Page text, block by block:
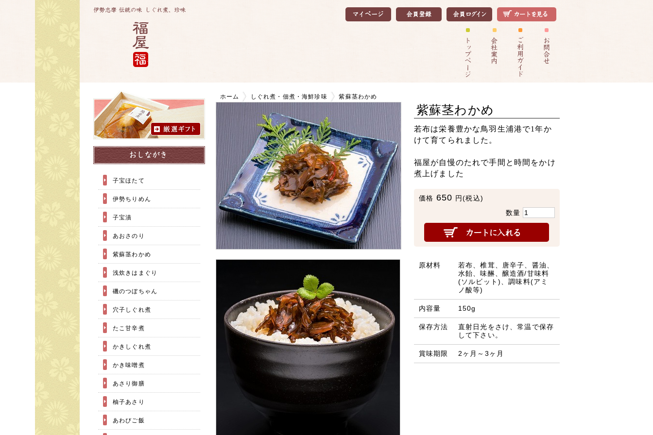
子宝ほたて
伊勢ちりめん
子宝漬
あおさのり
紫蘇茎わかめ
浅炊きはまぐり
磯のつぼちゃん
穴子しぐれ煮
たこ甘辛煮
かきしぐれ煮
かき味噌煮
あさり御膳
柚子あさり
あわびご飯
ホーム しぐれ煮・佃煮・海鮮珍味 紫蘇茎わかめ
紫蘇茎わかめ
若布は栄養豊かな鳥羽生浦港で1年か
けて育てられました。
福屋が自慢のたれで手間と時間をかけ
煮上げました
価格 650 円(税込)
数量
原材料
若布、椎茸、唐辛子、醤油、
水飴、味醂、醸造酒/甘味料
(ソルビット)、調味料(アミ
ノ酸等)
内容量 150g
保存方法
直射日光をさけ、常温で保存
して下さい。
賞味期限 2ヶ月～3ヶ月